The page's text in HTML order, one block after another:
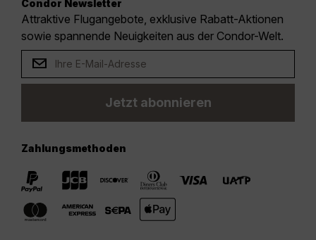
Condor Newsletter
Attraktive Flugangebote, exklusive Rabatt-Aktionen
sowie spannende Neuigkeiten aus der Condor-Welt.
Jetzt abonnieren
Zahlungsmethoden